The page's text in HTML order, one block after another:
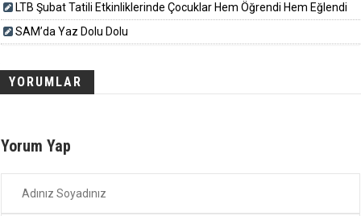
LTB Şubat Tatili Etkinliklerinde Çocuklar Hem Öğrendi Hem Eğlendi
SAM’da Yaz Dolu Dolu
YORUMLAR
Yorum Yap